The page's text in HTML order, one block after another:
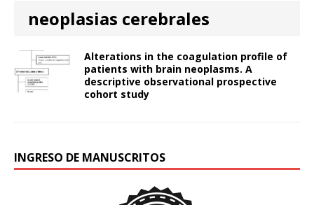
neoplasias cerebrales
Alterations in the coagulation profile of
patients with brain neoplasms. A
descriptive observational prospective
cohort study
INGRESO DE MANUSCRITOS